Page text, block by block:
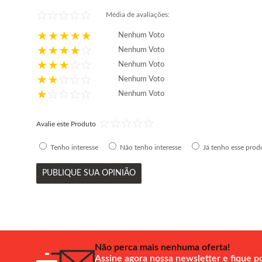
Média de avaliações:
Nenhum Voto
Nenhum Voto
Nenhum Voto
Nenhum Voto
Nenhum Voto
Avalie este Produto
Tenho interesse Não tenho interesse Já tenho esse
PUBLIQUE SUA OPINIÃO
Não perca mais nenhuma oferta!
Assine agora nossa newsletter e fique